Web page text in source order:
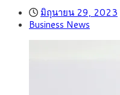
มิถุนายน 29, 2023
Business News